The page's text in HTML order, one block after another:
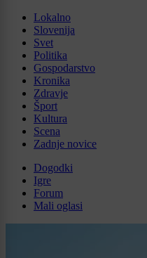
Lokalno
Slovenija
Svet
Politika
Gospodarstvo
Kronika
Zdravje
Šport
Kultura
Scena
Zadnje novice
Dogodki
Igre
Forum
Mali oglasi